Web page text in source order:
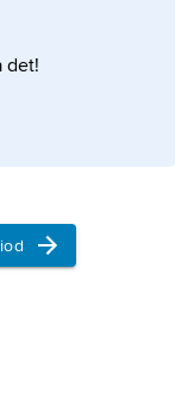
avsnitt kan
från flertalet
det!